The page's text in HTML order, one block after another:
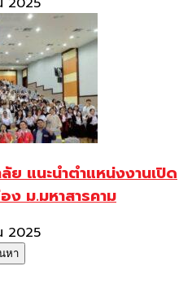
ย แนะนำตำแหน่งงานเปิด
ง ม.มหาสารคาม
2025